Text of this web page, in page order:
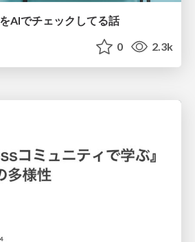
AIでチェックしてる話
0 2.3k